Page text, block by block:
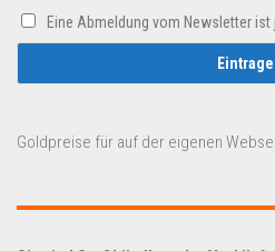
Eine Abmeldung vom Newsletter ist
Goldpreise für auf der eigenen